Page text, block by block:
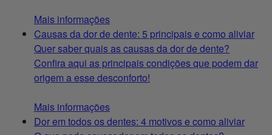
Mais informações
Causas da dor de dente: 5 principais e como aliviar
Quer saber quais as causas da dor de dente?
Confira aqui as principais condições que podem dar
origem a esse desconforto!
Mais informações
Dor em todos os dentes: 4 motivos e como aliviar